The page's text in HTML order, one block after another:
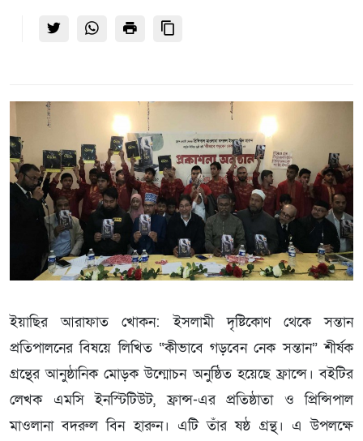
ইয়াছির আরাফাত খোকন: ইসলামী দৃষ্টিকোণ থেকে সন্তান
প্রতিপালনের বিষয়ে লিখিত “কীভাবে গড়বেন নেক সন্তান” শীর্ষক
গ্রন্থের আনুষ্ঠানিক মোড়ক উন্মোচন অনুষ্ঠিত হয়েছে ফ্রান্সে। বইটির
লেখক এমসি ইনস্টিটিউট, ফ্রান্স-এর প্রতিষ্ঠাতা ও প্রিন্সিপাল
মাওলানা বদরুল বিন হারুন। এটি তাঁর ষষ্ঠ গ্রন্থ। এ উপলক্ষে